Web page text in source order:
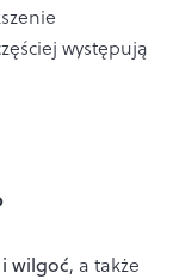
występują
wilgoć, a także